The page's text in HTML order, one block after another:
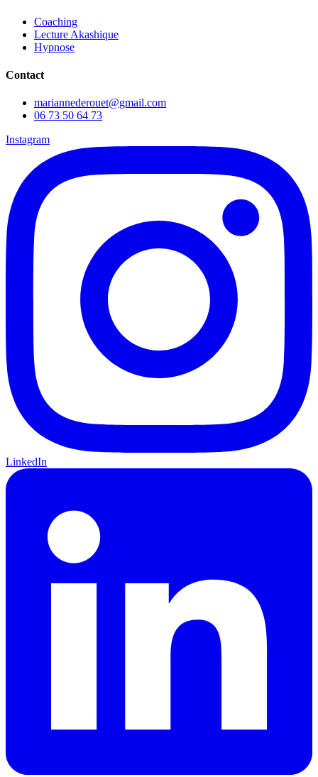
Coaching
Lecture Akashique
Hypnose
Contact
mariannederouet@gmail.com
06 73 50 64 73
Instagram
LinkedIn